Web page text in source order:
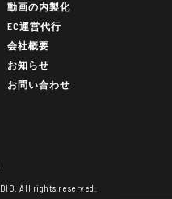
動画の内製化
EC運営代行
会社概要
お知らせ
お問い合わせ
All rights reserved.